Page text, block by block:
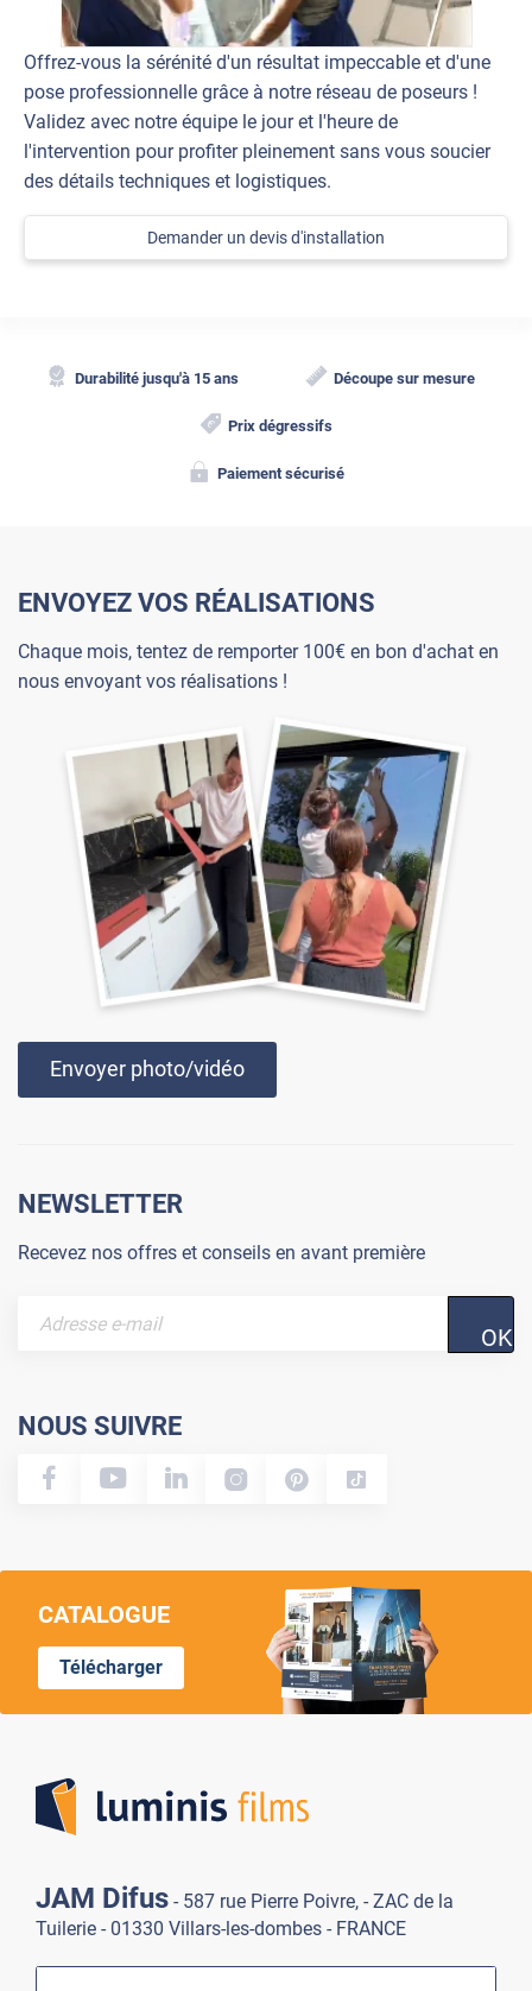
Offrez-vous la sérénité d'un résultat impeccable et d'une
pose professionnelle grâce à notre réseau de poseurs !
Validez avec notre équipe le jour et l'heure de
l'intervention pour profiter pleinement sans vous soucier
des détails techniques et logistiques.
Demander un devis d'installation
Durabilité jusqu'à 15 ans Découpe sur mesure
Prix dégressifs
Paiement sécurisé
ENVOYEZ VOS RÉALISATIONS
Chaque mois, tentez de remporter 100€ en bon d'achat en
nous envoyant vos réalisations !
Envoyer photo/vidéo
NEWSLETTER
Recevez nos offres et conseils en avant première
OK
NOUS SUIVRE
CATALOGUE
Télécharger
JAM Difus - 587 rue Pierre Poivre, - ZAC de la
Tuilerie - 01330 Villars-les-dombes - FRANCE